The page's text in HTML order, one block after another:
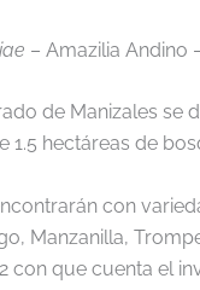
– Amazilia Andino
de Manizales
hectáreas de
con
Manzanilla,
con que cuenta el